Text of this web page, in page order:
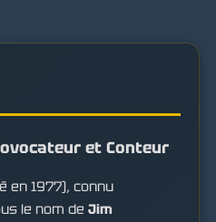
et Conteur
en 1977), connu
le nom de Jim